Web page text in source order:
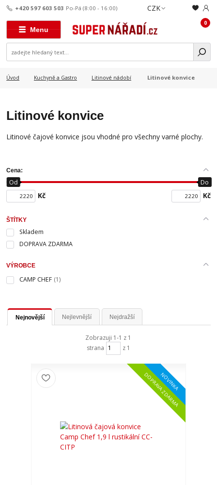
Menu
CZK
+420 597 603 503 Po-Pá (8:00 - 16:00)
0
Úvod Kuchyně a Gastro Litinové nádobí Litinové konvice
Litinové konvice
Litinové čajové konvice jsou vhodné pro všechny varné plochy.
Cena:
Kč
Od Do
Kč
ŠTÍTKY
Skladem
DOPRAVA ZDARMA
VÝROBCE
CAMP CHEF (1)
Nejnovější Nejlevnější Nejdražší
Zobrazuji 1-1 z 1
strana
z 1
NOVINKA
DOPRAVA ZDARMA